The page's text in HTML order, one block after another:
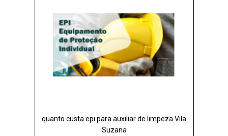
quanto custa epi para auxiliar de limpeza Vila
Suzana